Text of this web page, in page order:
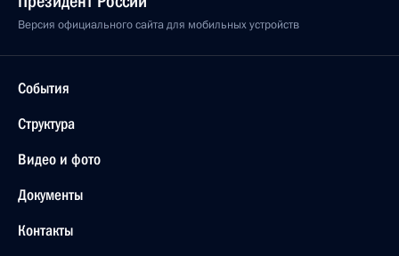
Версия официального сайта для мобильных устройств
События
Структура
Видео и фото
Документы
Контакты